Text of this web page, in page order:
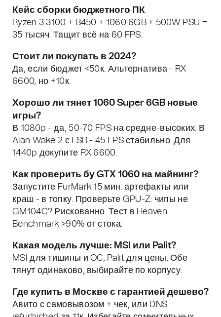
Кейс сборки бюджетного ПК
Ryzen 3 3100 + B450 + 1060 6GB + 500W PSU =
35 тысяч. Тащит всё на 60 FPS.
Стоит ли покупать в 2024?
Да, если бюджет <50к. Альтернатива - RX
6600, но +10к.
Хорошо ли тянет 1060 Super 6GB новые
игры?
В 1080p - да, 50-70 FPS на средне-высоких. В
Alan Wake 2 с FSR - 45 FPS стабильно. Для
1440p докупите RX 6600.
Как проверить бу GTX 1060 на майнинг?
Запустите FurMark 15 мин: артефакты или
краш - в топку. Проверьте GPU-Z: чипы не
GM104C? Рискованно. Тест в Heaven
Benchmark >90% от стока.
Какая модель лучше: MSI или Palit?
MSI для тишины и OC, Palit для цены. Обе
тянут одинаково, выбирайте по корпусу.
Где купить в Москве с гарантией дешево?
Авито с самовывозом + чек, или DNS